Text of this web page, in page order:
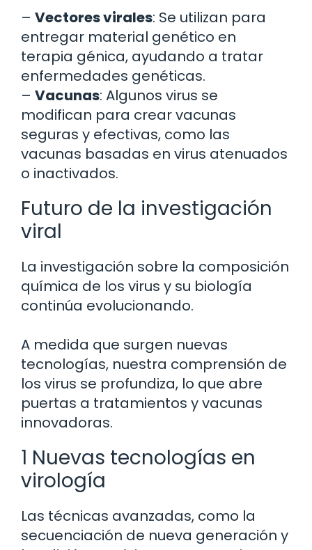
– Vectores virales: Se utilizan para
entregar material genético en
terapia génica, ayudando a tratar
enfermedades genéticas.
– Vacunas: Algunos virus se
modifican para crear vacunas
seguras y efectivas, como las
vacunas basadas en virus atenuados
o inactivados.
Futuro de la investigación
viral
La investigación sobre la composición
química de los virus y su biología
continúa evolucionando.
A medida que surgen nuevas
tecnologías, nuestra comprensión de
los virus se profundiza, lo que abre
puertas a tratamientos y vacunas
innovadoras.
1 Nuevas tecnologías en
virología
Las técnicas avanzadas, como la
secuenciación de nueva generación y